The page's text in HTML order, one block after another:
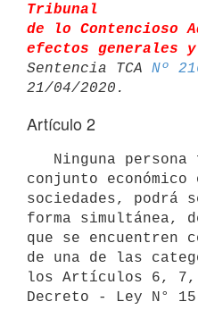
Tribunal
de lo Contencioso
efectos generales
Sentencia TCA Nº
Artículo 2
conjunto económico
sociedades,
forma simultánea,
que se encuentren
de una de las
los Artículos 6,
Decreto - Ley N°